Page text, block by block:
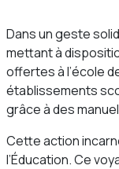
Dans un geste
mettant à
offertes à l’école
établissements
grâce à des
Cette action
l’Éducation. Ce